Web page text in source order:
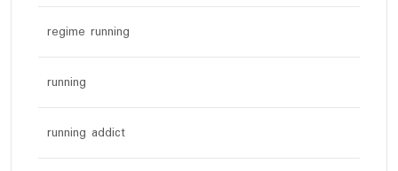
regime running
running
running addict